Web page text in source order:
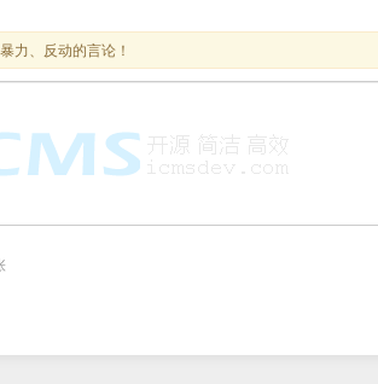
力、反动的言论！